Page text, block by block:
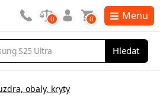
Hledat
0 0 Menu
obaly, kryty